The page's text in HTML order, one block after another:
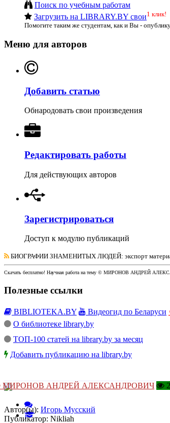
Поиск по учебным работам
Загрузить на LIBRARY.BY свои1 клик!
Помогите таким же студентам, как и Вы -
Меню для авторов
Добавить статью
Обнародовать свои произведения
Редактировать работы
Для действующих авторов
Зарегистрироваться
Доступ к модулю публикаций
БИОГРАФИИ ЗНАМЕНИТЫХ ЛЮДЕЙ: экспорт
Скачать бесплатно! Научная работана тему © МИРОНОВ АНДРЕЙ
Полезные ссылки
BIBLIOTEKA.BY Видеогид по Беларуси
О библиотеке library.by
ТОП-100 статей на library.by за месяц
Добавить публикацию на library.by
МИРОНОВ АНДРЕЙ АЛЕКСАНДРОВИЧ 2
Автор(ы): Игорь Мусский
Публикатор: Nikliah